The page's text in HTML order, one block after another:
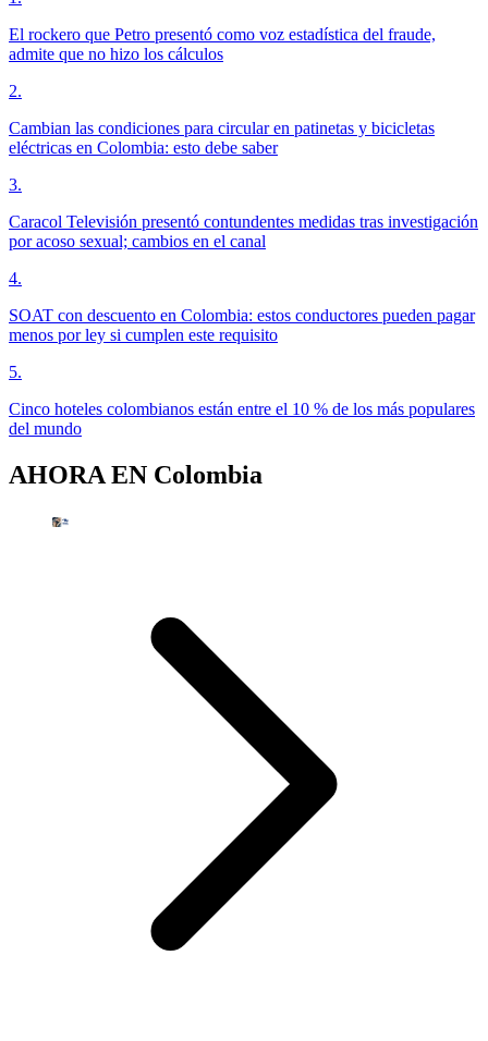
El rockero que Petro presentó como voz estadística del fraude,
admite que no hizo los cálculos
2.
Cambian las condiciones para circular en patinetas y bicicletas
eléctricas en Colombia: esto debe saber
3.
Caracol Televisión presentó contundentes medidas tras investigación
por acoso sexual; cambios en el canal
4.
SOAT con descuento en Colombia: estos conductores pueden pagar
menos por ley si cumplen este requisito
5.
Cinco hoteles colombianos están entre el 10 % de los más populares
del mundo
AHORA EN Colombia